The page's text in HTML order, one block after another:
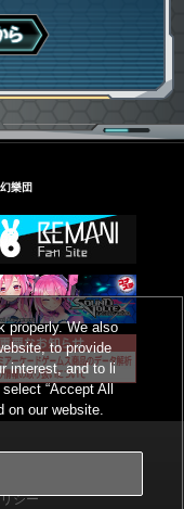
樂団
ついて
シー
properly. We also
to provide
interest, and to li
“Accept All
on our website.